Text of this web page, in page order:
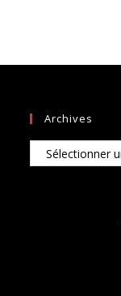
Archives
Archives